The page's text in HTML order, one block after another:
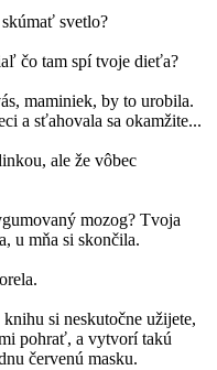
svetlo?
čo tam spí tvoje dieťa?
maminiek, by to urobila.
a sťahovala sa okamžite...
ale že vôbec
mozog? Tvoja
u mňa si skončila.
si neskutočne užijete,
pohrať, a vytvorí takú
červenú masku.